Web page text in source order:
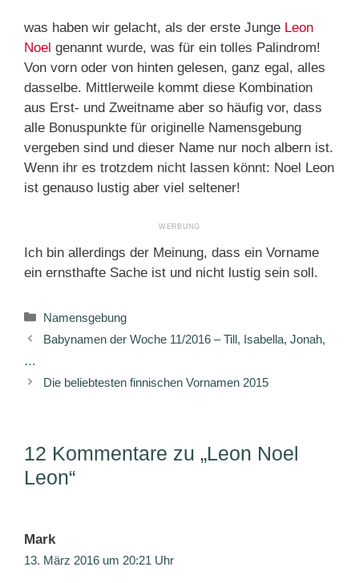
was haben wir gelacht, als der erste Junge Leon
Noel genannt wurde, was für ein tolles Palindrom!
Von vorn oder von hinten gelesen, ganz egal, alles
dasselbe. Mittlerweile kommt diese Kombination
aus Erst- und Zweitname aber so häufig vor, dass
alle Bonuspunkte für originelle Namensgebung
vergeben sind und dieser Name nur noch albern ist.
Wenn ihr es trotzdem nicht lassen könnt: Noel Leon
ist genauso lustig aber viel seltener!
Ich bin allerdings der Meinung, dass ein Vorname
ein ernsthafte Sache ist und nicht lustig sein soll.
Kategorien
Namensgebung
Babynamen der Woche 11/2016 – Till, Isabella, Jonah,
…
Die beliebtesten finnischen Vornamen 2015
12 Kommentare zu „Leon Noel
Leon“
Mark
13. März 2016 um 20:21 Uhr